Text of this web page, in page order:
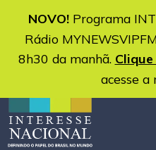
NOVO!Programa
Rádio
8h30 da manhã.
acesse a